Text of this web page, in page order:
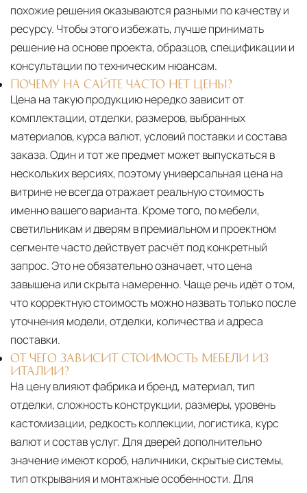
похожие решения оказываются разными по качеству и
ресурсу. Чтобы этого избежать, лучше принимать
решение на основе проекта, образцов, спецификации и
консультации по техническим нюансам.
ПОЧЕМУ НА САЙТЕ ЧАСТО НЕТ ЦЕНЫ?
Цена на такую продукцию нередко зависит от
комплектации, отделки, размеров, выбранных
материалов, курса валют, условий поставки и состава
заказа. Один и тот же предмет может выпускаться в
нескольких версиях, поэтому универсальная цена на
витрине не всегда отражает реальную стоимость
именно вашего варианта. Кроме того, по мебели,
светильникам и дверям в премиальном и проектном
сегменте часто действует расчёт под конкретный
запрос. Это не обязательно означает, что цена
завышена или скрыта намеренно. Чаще речь идёт о том,
что корректную стоимость можно назвать только после
уточнения модели, отделки, количества и адреса
поставки.
ОТ ЧЕГО ЗАВИСИТ СТОИМОСТЬ МЕБЕЛИ ИЗ
ИТАЛИИ?
На цену влияют фабрика и бренд, материал, тип
отделки, сложность конструкции, размеры, уровень
кастомизации, редкость коллекции, логистика, курс
валют и состав услуг. Для дверей дополнительно
значение имеют короб, наличники, скрытые системы,
тип открывания и монтажные особенности. Для